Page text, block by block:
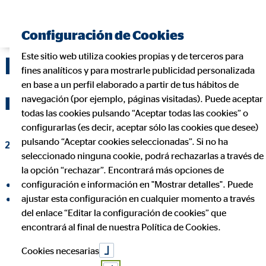
El dolor de cabeza de
recibir una herencia
21 de febrero de 2019|
compartir en Facebook
compartir en LinkedIn
Configuración de Cookies
Este sitio web utiliza cookies propias y de terceros para
fines analíticos y para mostrarle publicidad personalizada
en base a un perfil elaborado a partir de tus hábitos de
navegación (por ejemplo, páginas visitadas). Puede aceptar
todas las cookies pulsando “Aceptar todas las cookies” o
configurarlas (es decir, aceptar sólo las cookies que desee)
pulsando “Aceptar cookies seleccionadas”. Si no ha
seleccionado ninguna cookie, podrá rechazarlas a través de
la opción “rechazar”. Encontrará más opciones de
configuración e información en "Mostrar detalles". Puede
ajustar esta configuración en cualquier momento a través
del enlace “Editar la configuración de cookies” que
encontrará al final de nuestra Política de Cookies.
Cookies necesarias